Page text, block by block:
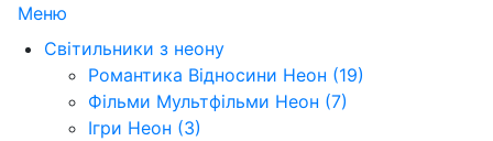
Меню
Світильники з неону
Романтика Відносини Неон (19)
Фільми Мультфільми Неон (7)
Ігри Неон (3)